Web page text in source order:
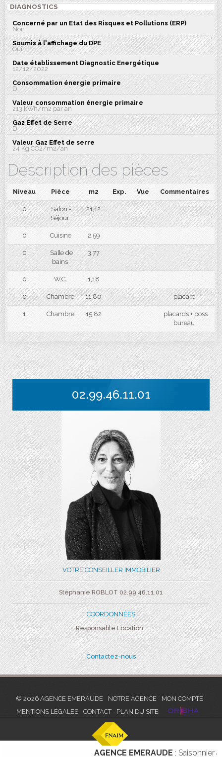
DIAGNOSTICS
Concerné par un Etat des Risques et Pollutions (ERP)
Non
Soumis à l'affichage du DPE
Oui
Date établissement Diagnostic Energétique
12/12/2022
Consommation énergie primaire
D
Valeur consommation énergie primaire
213 kWh/m2 par an
Gaz Effet de Serre
D
Valeur Gaz Effet de serre
24 Kg CO2/m2/an
Description des pièces
Niveau Pièce m2 Exp. Vue Commentaires
0
Salon -
Séjour
21,12
0 Cuisine 2,59
0
Salle de
bains
3,77
0 W.C. 1,18
0 Chambre 11,80 placard
1 Chambre 15,82
placards + poss
bureau
02.99.46.11.01
VOTRE CONSEILLER IMMOBILIER
Stéphanie ROBLOT 02.99.46.11.01
COORDONNÉES
Responsable Location
Contactez-nous
© 2026 AGENCE EMERAUDE NOTRE AGENCE
MON COMPTE
MENTIONS LÉGALES
CONTACT PLAN DU SITE
AGENCE EMERAUDE: Saisonnier